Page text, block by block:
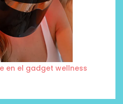
en el gadget wellness